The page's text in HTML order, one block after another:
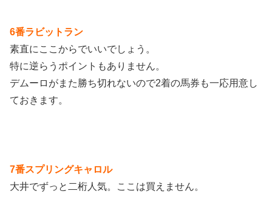
6番ラビットラン
素直にここからでいいでしょう。
特に逆らうポイントもありません。
デムーロがまた勝ち切れないので2着の馬券も一応用意し
ておきます。
7番スプリングキャロル
大井でずっと二桁人気。ここは買えません。